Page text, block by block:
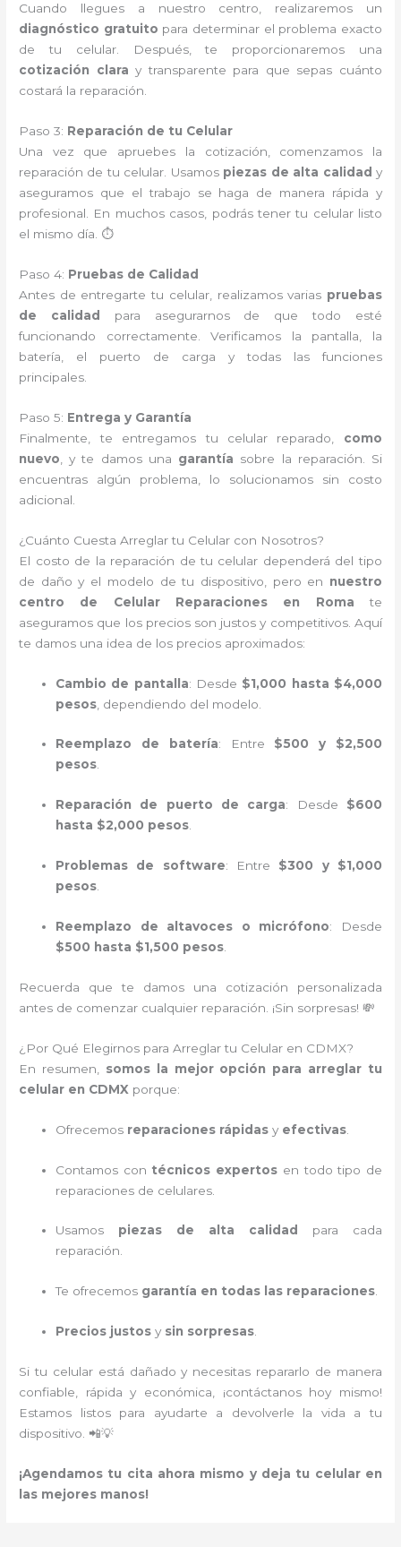
Cuando llegues a nuestro centro, realizaremos un
diagnóstico gratuito para determinar el problema exacto
de tu celular. Después, te proporcionaremos una
cotización clara y transparente para que sepas cuánto
costará la reparación.
Paso 3: Reparación de tu Celular
Una vez que apruebes la cotización, comenzamos la
reparación de tu celular. Usamos piezas de alta calidad y
aseguramos que el trabajo se haga de manera rápida y
profesional. En muchos casos, podrás tener tu celular listo
el mismo día. ⏱️
Paso 4: Pruebas de Calidad
Antes de entregarte tu celular, realizamos varias pruebas
de calidad
para asegurarnos de que todo esté
funcionando correctamente. Verificamos la pantalla, la
batería, el puerto de carga y todas las funciones
principales.
Paso 5: Entrega y Garantía
Finalmente, te entregamos tu celular reparado, como
nuevo , y te damos una garantía sobre la reparación. Si
encuentras algún problema, lo solucionamos sin costo
adicional.
¿Cuánto Cuesta Arreglar tu Celular con Nosotros?
El costo de la reparación de tu celular dependerá del tipo
de daño y el modelo de tu dispositivo, pero en nuestro
centro de Celular Reparaciones en Roma te
aseguramos que los precios son justos y competitivos. Aquí
te damos una idea de los precios aproximados:
Cambio de pantalla: Desde $1,000 hasta $4,000
pesos , dependiendo del modelo.
Reemplazo de batería: Entre $500 y $2,500
pesos.
Reparación de puerto de carga: Desde $600
hasta $2,000 pesos.
Problemas de software: Entre $300 y $1,000
pesos
Reemplazo de altavoces o micrófono: Desde
$500 hasta $1,500 pesos
Recuerda que te damos una cotización personalizada
antes de comenzar cualquier reparación. ¡Sin sorpresas! 💸
¿Por Qué Elegirnos para Arreglar tu Celular en CDMX?
En resumen, somos la mejor opción para arreglar tu
celular en CDMX porque:
Ofrecemos reparaciones rápidas y efectivas
Contamos con técnicos expertos en todo tipo de
reparaciones de celulares.
Usamos piezas de alta calidad
para cada
reparación.
Te ofrecemos garantía en todas las reparaciones.
Precios justos y sin sorpresas
Si tu celular está dañado y necesitas repararlo de manera
confiable, rápida y económica, ¡contáctanos hoy mismo!
Estamos listos para ayudarte a devolverle la vida a tu
dispositivo. 📲💡
¡Agendamos tu cita ahora mismo y deja tu celular en
las mejores manos!